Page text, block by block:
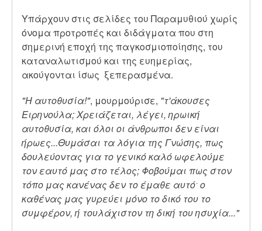
Υπάρχουν στις σελίδες του Παραμυθιού χωρίς
όνομα προτροπές και διδάγματα που στη
σημερινή εποχή της παγκοσμιοποίησης, του
καταναλωτισμού και της ευημερίας,
ακούγονται ίσως ξεπερασμένα.
"Η αυτοθυσία!", μουρμούρισε, "τ'άκουσες
Ειρηνούλα; Χρειάζεται, λέγει, ηρωική
αυτοθυσία, και όλοι οι άνθρωποι δεν είναι
ήρωες...Θυμάσαι τα λόγια της Γνώσης, πως
δουλεύοντας για το γενικό καλό ωφελούμε
τον εαυτό μας στο τέλος; Φοβούμαι πως στον
τόπο μας κανένας δεν το έμαθε αυτόˑ ο
καθένας μας γυρεύει μόνο το δικό του το
συμφέρον, ή τουλάχιστον τη δική του ησυχία..."